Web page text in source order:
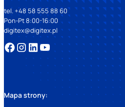
tel. +48 58 555 88 60
Pon-Pt 8:00-16:00
digitex@digitex.pl
Mapa strony: